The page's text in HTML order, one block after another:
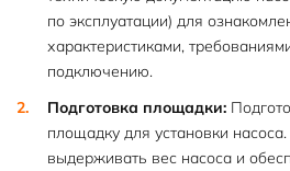
по эксплуатации) для
характеристиками,
подключению.
Подготовка площадки:
площадку для установки
выдерживать вес насоса и